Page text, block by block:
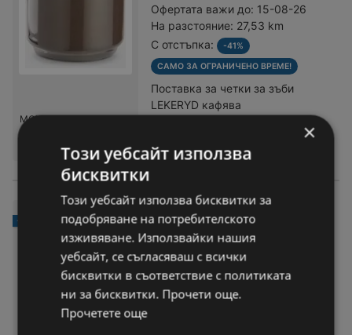
Офертата важи до: 15-08-26
На разстояние: 27,53 km
С отстъпка:
-41%
САМО ЗА ОГРАНИЧЕНО ВРЕМЕ!
Поставка за четки за зъби
LEKERYD кафява
МОЖЕТЕ ДА НАМЕРИТЕ
-31%
JYSK Поставка за клечки за
уши LEKERYD кафява
цена само 2,75 € / 5,38 лв.
вместо 3,99 € / 7,80 лв.
×
Този уебсайт използва
бисквитки
Този уебсайт използва бисквитки за
подобряване на потребителското
изживяване. Използвайки нашия
уебсайт, се съгласяваш с всички
бисквитки в съответствие с политиката
ни за бисквитки. Прочети още.
Прочетете още